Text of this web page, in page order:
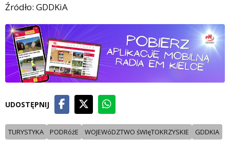
Źródło: GDDKiA
UDOSTĘPNIJ
TURYSTYKA PODRóżE WOJEWóDZTWO śWIęTOKRZYSKIE GDDKIA